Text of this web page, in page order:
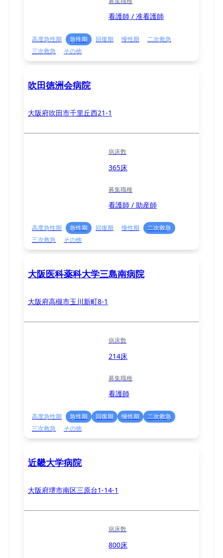
看護師 / 准看護師
高度急性期 急性期 回復期 慢性期
二次救急
三次救急
その他
吹田徳洲会病院
大阪府吹田市千里丘西21-1
病床数
365床
募集職種
看護師 / 助産師
高度急性期 急性期 回復期 慢性期
二次救急
三次救急
その他
大阪医科薬科大学三島南病院
大阪府高槻市玉川新町8-1
病床数
214床
募集職種
看護師
高度急性期 急性期 回復期 慢性期
二次救急
三次救急
その他
近畿大学病院
大阪府堺市南区三原台1-14-1
病床数
800床